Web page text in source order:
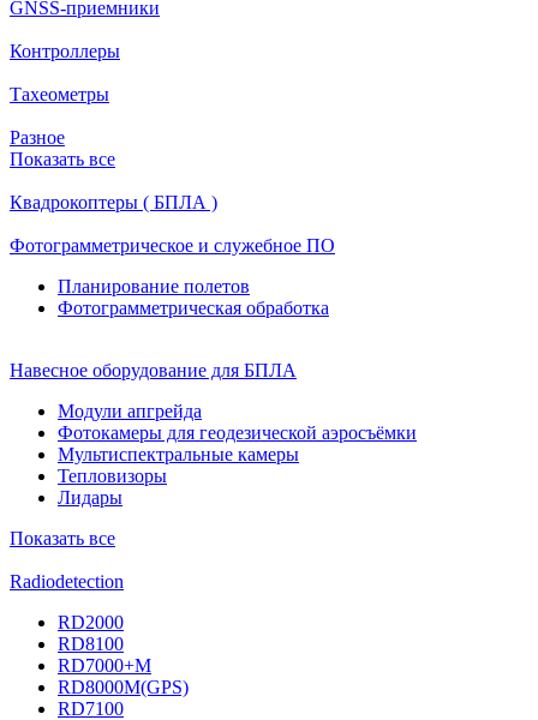
GNSS-приемники
Контроллеры
Тахеометры
Разное
Показать все
Квадрокоптеры ( БПЛА )
Фотограмметрическое и служебное ПО
Планирование полетов
Фотограмметрическая обработка
Навесное оборудование для БПЛА
Модули апгрейда
Фотокамеры для геодезической аэросъёмки
Мультиспектральные камеры
Тепловизоры
Лидары
Показать все
Radiodetection
RD2000
RD8100
RD7000+M
RD8000M(GPS)
RD7100